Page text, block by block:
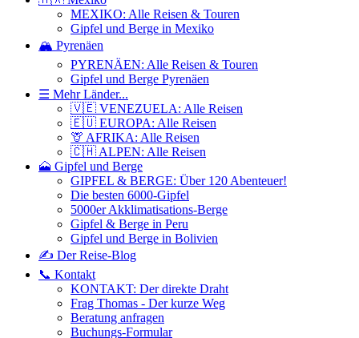
MEXIKO: Alle Reisen & Touren
Gipfel und Berge in Mexiko
🏔️ Pyrenäen
PYRENÄEN: Alle Reisen & Touren
Gipfel und Berge Pyrenäen
☰ Mehr Länder...
🇻🇪 VENEZUELA: Alle Reisen
🇪🇺 EUROPA: Alle Reisen
🦒 AFRIKA: Alle Reisen
🇨🇭 ALPEN: Alle Reisen
🗻 Gipfel und Berge
GIPFEL & BERGE: Über 120 Abenteuer!
Die besten 6000-Gipfel
5000er Akklimatisations-Berge
Gipfel & Berge in Peru
Gipfel und Berge in Bolivien
✍️ Der Reise-Blog
📞 Kontakt
KONTAKT: Der direkte Draht
Frag Thomas - Der kurze Weg
Beratung anfragen
Buchungs-Formular